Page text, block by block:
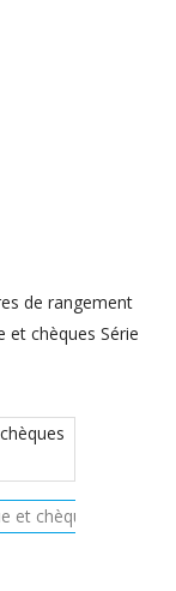
de rangement
et chèques Série